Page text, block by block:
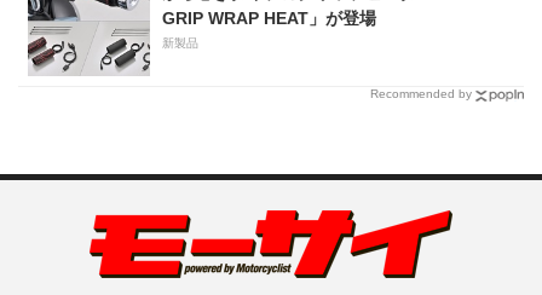
GRIP WRAP HEAT」が登場
新製品
Recommended by